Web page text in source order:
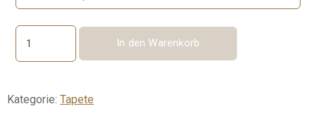
Ornements
Menge
In den Warenkorb
Kategorie: Tapete